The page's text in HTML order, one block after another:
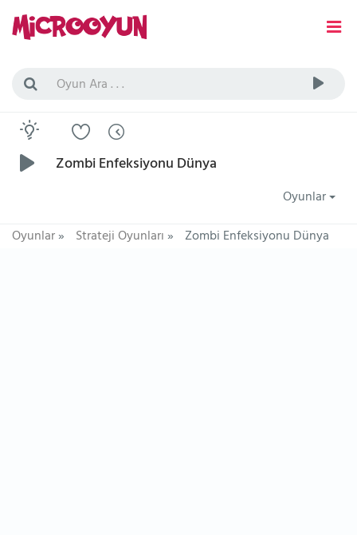
Zombi Enfeksiyonu Dünya
Oyunlar
Oyunlar» Strateji Oyunları» Zombi Enfeksiyonu Dünya